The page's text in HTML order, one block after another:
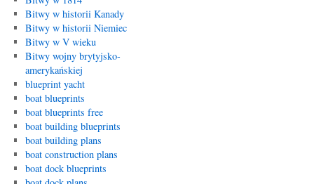
Bitwy w historii Kanady
Bitwy w historii Niemiec
Bitwy w V wieku
Bitwy wojny brytyjsko-
amerykańskiej
blueprint yacht
boat blueprints
boat blueprints free
boat building blueprints
boat building plans
boat construction plans
boat dock blueprints